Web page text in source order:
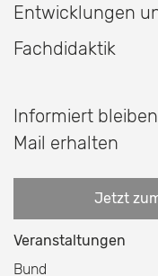
Entwicklungen
Fachdidaktik
Informiert
Mail erhalten
Jetzt
Veranstaltungen
Bund